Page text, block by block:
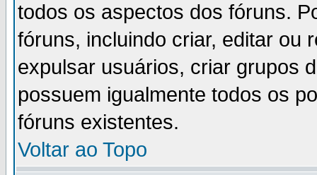
todos os aspectos dos fóruns.
fóruns, incluindo criar, editar ou
expulsar usuários, criar grupos
possuem igualmente todos os
fóruns existentes.
Voltar ao Topo